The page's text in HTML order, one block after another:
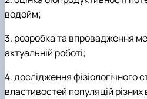
водойм;
3. розробка та впровадження
актуальній роботі;
4.дослідження фізіологічного
властивостей популяцій